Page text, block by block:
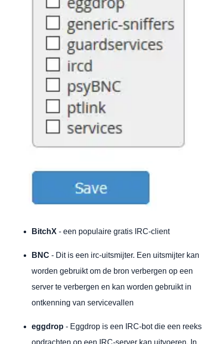
BitchX - een populaire gratis IRC-client
BNC - Dit is een irc-uitsmijter. Een uitsmijter kan
worden gebruikt om de bron verbergen op een
server te verbergen en kan worden gebruikt in
ontkenning van servicevallen
eggdrop - Eggdrop is een IRC-bot die een reeks
opdrachten op een IRC-server kan uitvoeren. In